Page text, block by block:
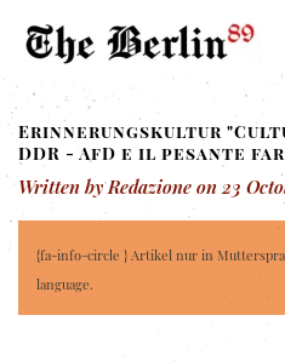
Erinnerungskultur
DDR - AfD e il pesante
Written by Redazione on23
{fa-info-circle } Artikel nur in
language.